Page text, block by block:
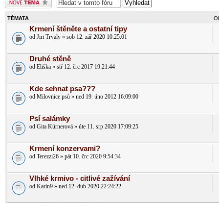
TÉMATA
Krmení štěněte a ostatní tipy
od Jiri Trvaly » sob 12. zář 2020 10:25:01
Druhé stěně
od Eliška » stř 12. črc 2017 19:21:44
Kde sehnat psa???
od Milovnice psů » ned 19. úno 2012 16:09:00
Psí salámky
od Gita Kürnerová » úte 11. srp 2020 17:09:25
Krmení konzervami?
od Terezzi26 » pát 10. črc 2020 9:54:34
Vlhké krmivo - citlivé zažívání
od Karin9 » ned 12. dub 2020 22:24:22